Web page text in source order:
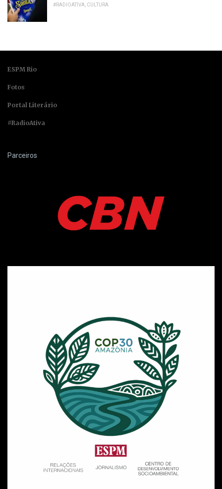
#RADIOATIVA, CULTURA
ESPM Rio
Fotos
Portal Literário
#RadioAtiva
Parceiros